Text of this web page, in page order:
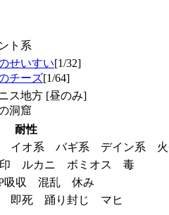
ト系
せいすい[1/32]
チーズ[1/64]
ス地方 [昼のみ]
洞窟
耐性
イオ系 バギ系 デイン系
ルカニ ボミオス 毒
吸収 混乱 休み
即死 踊り封じ マヒ